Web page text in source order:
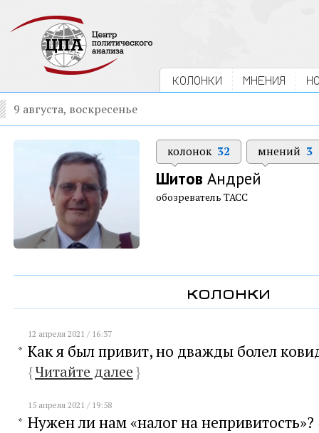
КОЛОНКИ МНЕНИЯ
9 августа, воскресенье
колонок 32 мнений 3
Шитов Андрей
обозреватель ТАСС
колонки
12 апреля 2021 / 16:37
Как я был привит, но дважды болел
{Читайте далее}
15 апреля 2021 / 19:58
Нужен ли нам «налог на непривитость»?